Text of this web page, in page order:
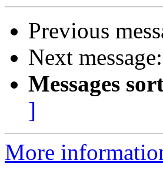
Previous
Next message:
Messages
]
More